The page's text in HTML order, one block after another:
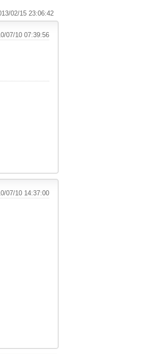
02/15 23:06:42
07/10 07:39:56
07/10 14:37:00